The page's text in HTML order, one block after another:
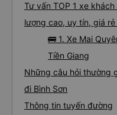
Tư vấn TOP 1 xe
lượng cao, uy tín, giá
🚌 1. Xe Mai
Tiền Giang
Những câu hỏi thường
đi Bình Sơn
Thông tin tuyến đường